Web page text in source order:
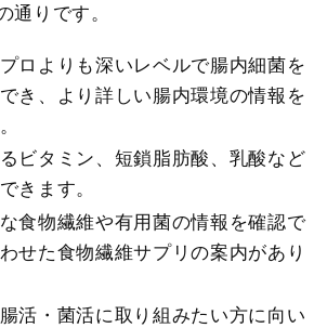
通りです。
ロよりも深いレベルで腸内細菌を
き、より詳しい腸内環境の情報を
ビタミン、短鎖脂肪酸、乳酸など
きます。
食物繊維や有用菌の情報を確認で
せた食物繊維サプリの案内があり
活・菌活に取り組みたい方に向い